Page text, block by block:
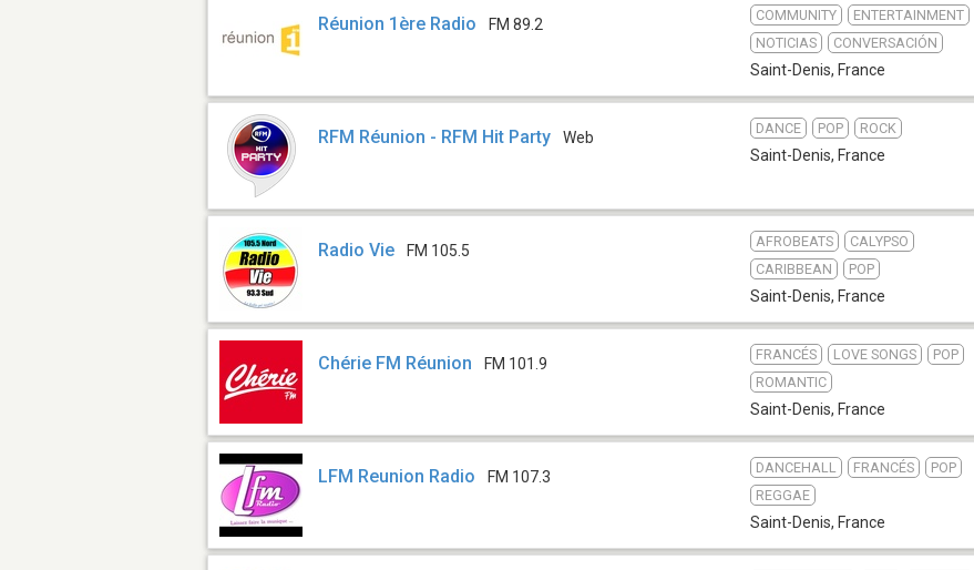
Réunion 1ère Radio FM 89.2
COMMUNITY
ENTERTAINMENT
NOTICIAS
CONVERSACIÓN
Saint-Denis, France
RFM Réunion - RFM Hit Party Web
DANCE POP ROCK
Saint-Denis, France
Radio Vie FM 105.5
AFROBEATS
CALYPSO
CARIBBEAN
POP
Saint-Denis, France
Chérie FM Réunion FM 101.9
FRANCÉS LOVE SONGS
POP
ROMANTIC
Saint-Denis, France
LFM Reunion Radio FM 107.3
DANCEHALL FRANCÉS
POP
REGGAE
Saint-Denis, France